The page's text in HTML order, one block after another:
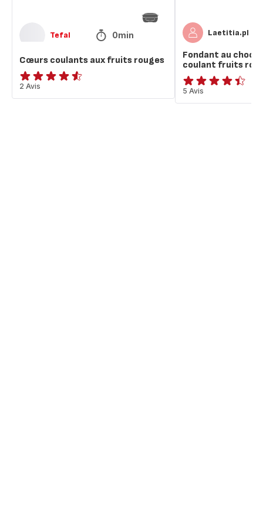
Tefal 0min
Cœurs coulants aux fruits rouges
ratings.4.5
2 Avis
Laetitia.pl
Fondant au
coulant fruits
ratings.4.4
5 Avis